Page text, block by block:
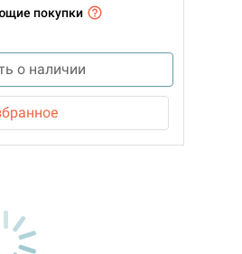
покупки
о наличии